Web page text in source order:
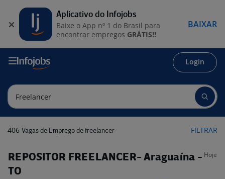
Login
406 Vagas de Emprego de freelancer FILTRAR
REPOSITOR FREELANCER- Araguaína -
TO
Hoje
Aplicativo do Infojobs
Baixe o App nº 1 do Brasil para
encontrar empregos GRÁTIS!!
BAIXAR